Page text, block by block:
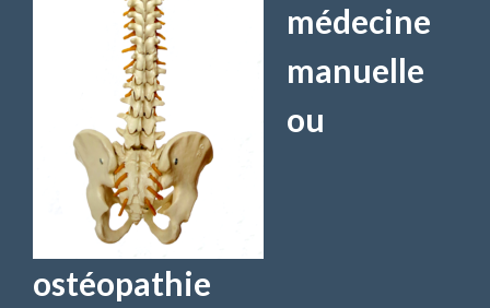
médecine
manuelle
ou
ostéopathie